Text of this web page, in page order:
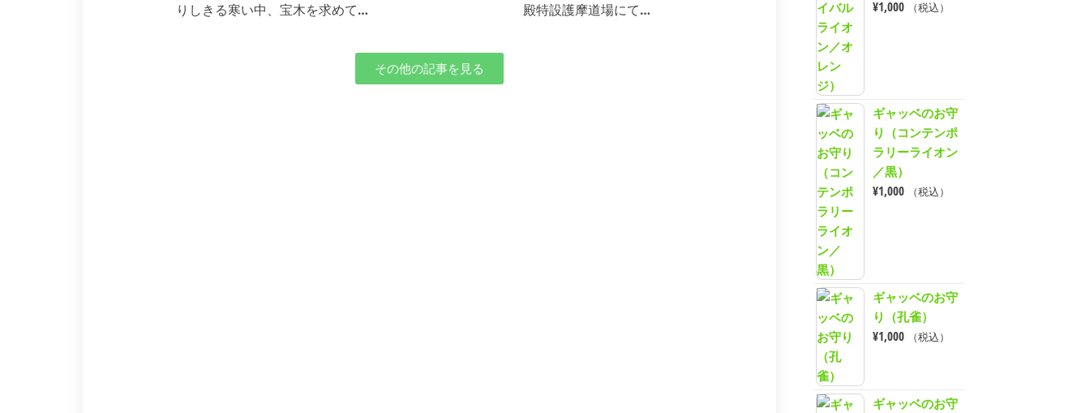
りしきる寒い中、宝木を求めて…
殿特設護摩道場にて…
その他の記事を見る
¥1,000 （税込）
ギャッベのお守
り（コンテンポ
ラリーライオン
／黒）
¥1,000 （税込）
ギャッベのお守
り（孔雀）
¥1,000 （税込）
ギャッベのお守